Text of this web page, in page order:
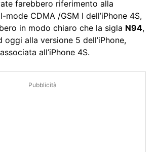
farebbero riferimento alla
mode CDMA /GSM I dell’iPhone 4S,
in modo chiaro che la sigla N94,
alla versione 5 dell’iPhone,
all’iPhone 4S.
Pubblicità